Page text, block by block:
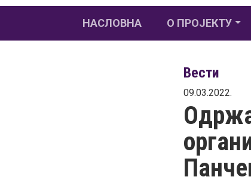
НАСЛОВНА О ПРОЈЕКТУ
Вести
09.03.2022.